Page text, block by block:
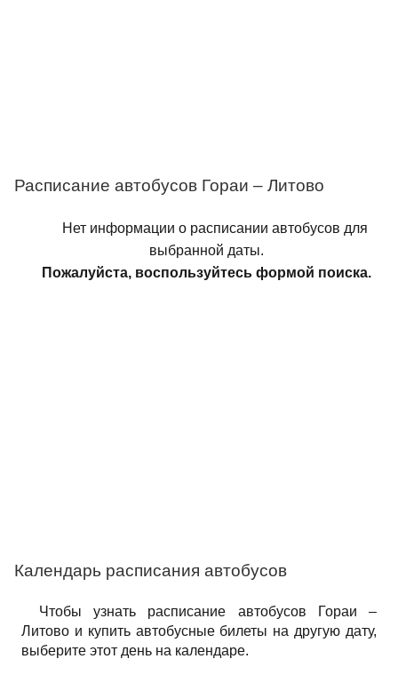
Расписание автобусов Гораи – Литово
Нет информации о расписании автобусов для
выбранной даты.
Пожалуйста, воспользуйтесь формой поиска.
Календарь расписания автобусов
Чтобы узнать расписание автобусов Гораи –
Литово и купить автобусные билеты на другую дату,
выберите этот день на календаре.